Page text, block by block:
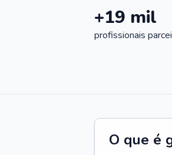
+19 mil
profissionais
O que é